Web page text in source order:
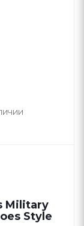
Military
Style